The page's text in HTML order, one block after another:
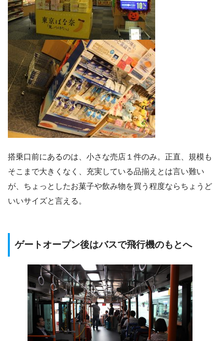
搭乗口前にあるのは、小さな売店１件のみ。正直、規模も
そこまで大きくなく、充実している品揃えとは言い難い
が、ちょっとしたお菓子や飲み物を買う程度ならちょうど
いいサイズと言える。
ゲートオープン後はバスで飛行機のもとへ